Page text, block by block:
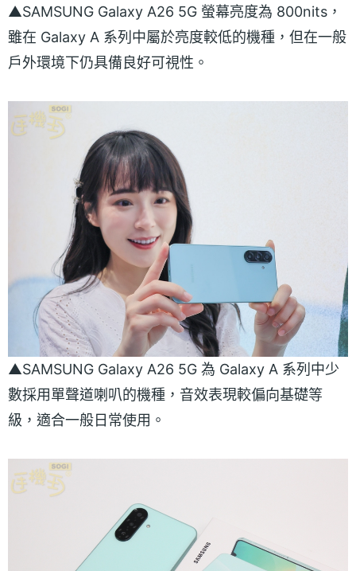
▲SAMSUNG Galaxy A26 5G 螢幕亮度為 800nits，
雖在 Galaxy A 系列中屬於亮度較低的機種，但在一般
戶外環境下仍具備良好可視性。
▲SAMSUNG Galaxy A26 5G 為 Galaxy A 系列中少
數採用單聲道喇叭的機種，音效表現較偏向基礎等
級，適合一般日常使用。